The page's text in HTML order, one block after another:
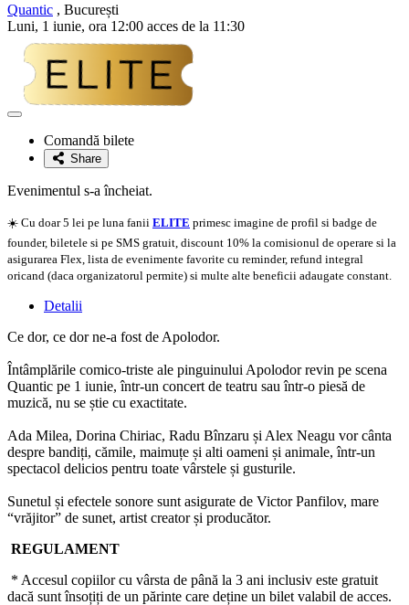
Quantic , București
Luni, 1 iunie, ora 12:00 acces de la 11:30
Adaugă
favoriteComandă bilete
Share
Evenimentul s-a încheiat.
☀️ Cu doar 5 lei pe luna fanii ELITE primesc imagine de profil si badge de
founder, biletele si pe SMS gratuit, discount 10% la comisionul de operare si la
asigurarea Flex, lista de evenimente favorite cu reminder, refund integral
oricand (daca organizatorul permite) si multe alte beneficii adaugate constant.
Detalii
Ce dor, ce dor ne-a fost de Apolodor.
Întâmplările comico-triste ale pinguinului Apolodor revin pe scena
Quantic pe 1 iunie, într-un concert de teatru sau într-o piesă de
muzică, nu se știe cu exactitate.
Ada Milea, Dorina Chiriac, Radu Bînzaru și Alex Neagu vor cânta
despre bandiți, cămile, maimuțe și alti oameni și animale, într-un
spectacol delicios pentru toate vârstele și gusturile.
Sunetul și efectele sonore sunt asigurate de Victor Panfilov, mare
“vrăjitor” de sunet, artist creator și producător.
REGULAMENT
* Accesul copiilor cu vârsta de până la 3 ani inclusiv este gratuit
dacă sunt însoțiți de un părinte care deține un bilet valabil de acces.